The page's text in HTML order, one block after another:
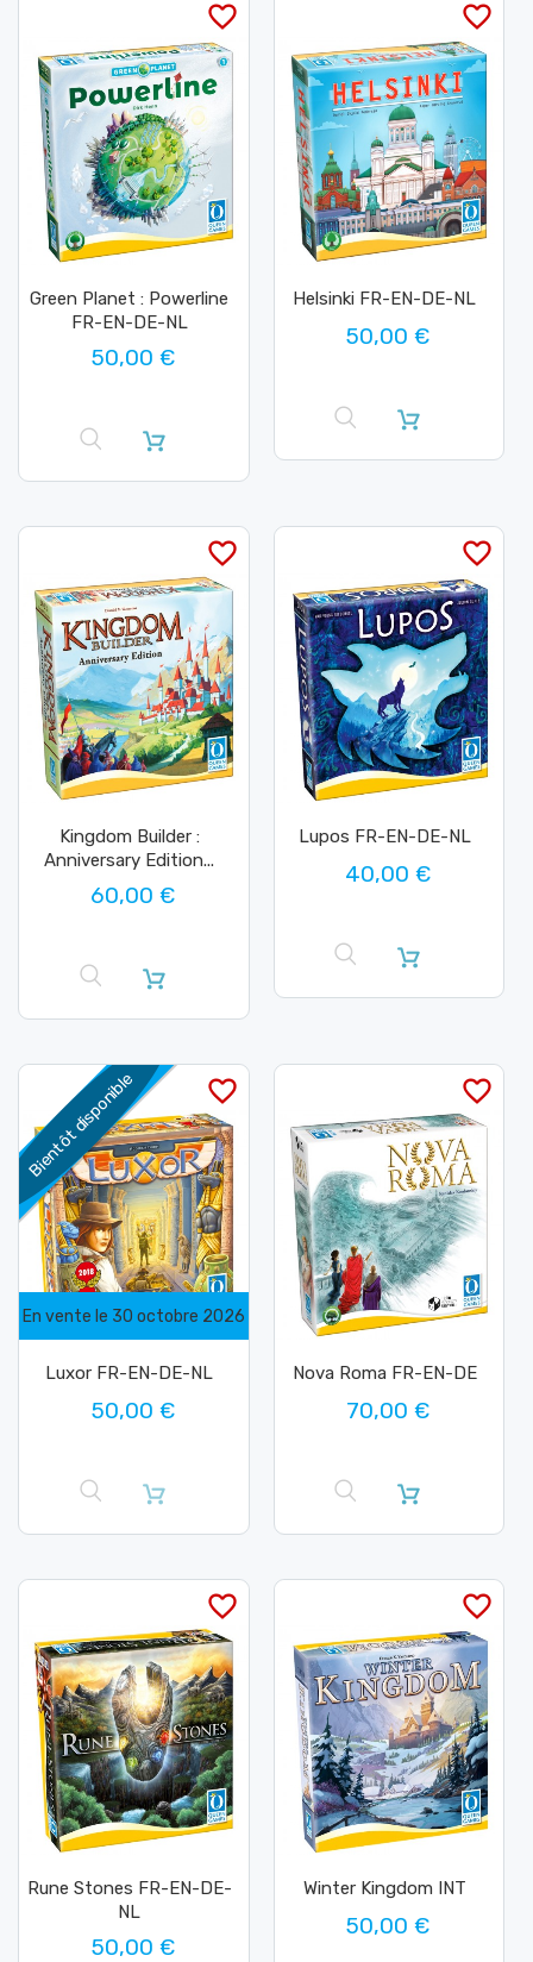
favorite_border
Green Planet : Powerline
FR-EN-DE-NL
50,00 €
favorite_border
Helsinki FR-EN-DE-NL
50,00 €
favorite_border
Kingdom Builder :
Anniversary Edition...
60,00 €
favorite_border
Lupos FR-EN-DE-NL
40,00 €
favorite_border
Bientôt disponible
En vente le 30 octobre 2026
Luxor FR-EN-DE-NL
50,00 €
favorite_border
Nova Roma FR-EN-DE
70,00 €
favorite_border
Rune Stones FR-EN-DE-
NL
50,00 €
favorite_border
Winter Kingdom INT
50,00 €